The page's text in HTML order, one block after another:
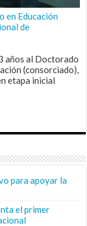
en Educación
de
años al Doctorado
(consorciado),
etapa inicial
para apoyar la
el primer